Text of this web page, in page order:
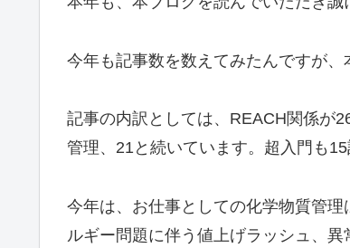
今年も記事数を数えてみたんですが、
記事の内訳としては、REACH関係が
管理、21と続いています。超入門も15
今年は、お仕事としての化学物質管
ルギー問題に伴う値上げラッシュ、